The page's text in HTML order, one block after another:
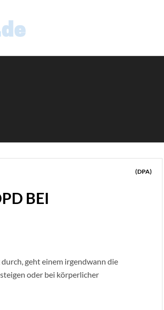
BEI
(DPA)
geht einem irgendwann die
oder bei körperlicher